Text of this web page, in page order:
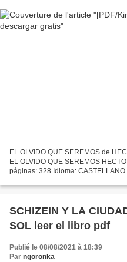
EL OLVIDO QUE SEREMOS de
EL OLVIDO QUE SEREMOS
páginas: 328 Idioma:
SCHIZEIN Y LA
SOL leer el libro pdf
Publié le 08/08/2021 à 18:39
Par ngoronka